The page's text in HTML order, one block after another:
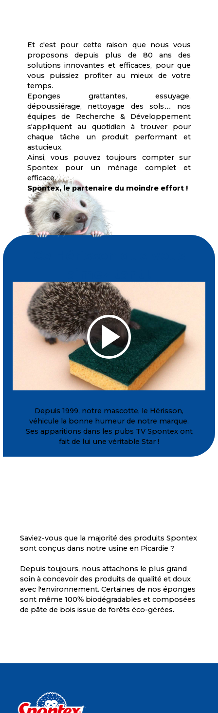
Et c'est pour cette raison que nous vous
proposons depuis plus de 80 ans des
solutions innovantes et efficaces, pour que
vous puissiez profiter au mieux de votre
temps.
Eponges grattantes, essuyage,
dépoussiérage, nettoyage des sols…
nos
équipes de Recherche & Développement
s'appliquent au quotidien à trouver pour
chaque tâche un produit performant et
astucieux.
Ainsi, vous pouvez toujours compter sur
Spontex pour un ménage complet et
efficace.
Spontex, le partenaire du moindre effort !
Depuis 1999, notre mascotte, le Hérisson,
véhicule la bonne humeur de notre marque.
Ses apparitions dans les pubs TV Spontex ont
fait de lui une véritable Star !
Saviez-vous que la majorité des produits Spontex
sont conçus dans notre usine en Picardie ?
Depuis toujours, nous attachons le plus grand
soin à concevoir des produits de qualité et doux
avec l'environnement. Certaines de nos éponges
sont même 100% biodégradables et composées
de pâte de bois issue de forêts éco-gérées.